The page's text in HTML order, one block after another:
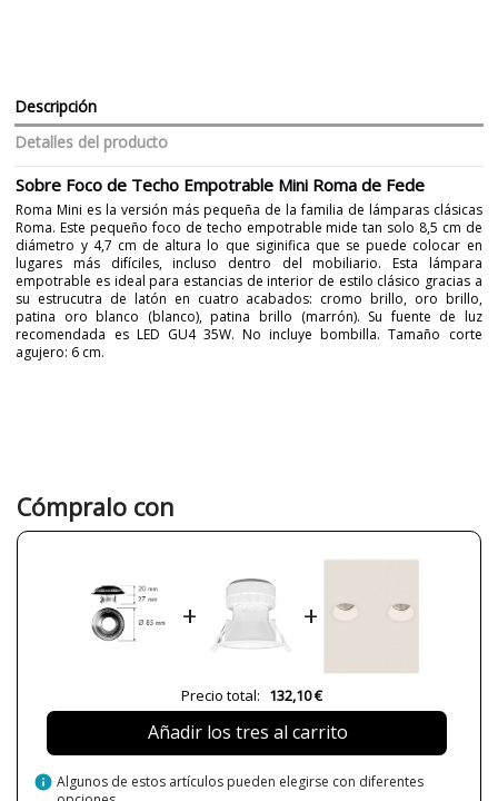
Descripción
Detalles del producto
Sobre Foco de Techo Empotrable Mini Roma de Fede
Roma Mini es la versión más pequeña de la familia de lámparas clásicas
Roma. Este pequeño foco de techo empotrable mide tan solo 8,5 cm de
diámetro y 4,7 cm de altura lo que siginifica que se puede colocar en
lugares más difíciles, incluso dentro del mobiliario. Esta lámpara
empotrable es ideal para estancias de interior de estilo clásico gracias a
su estrucutra de latón en cuatro acabados: cromo brillo, oro brillo,
patina oro blanco (blanco), patina brillo (marrón). Su fuente de luz
recomendada es LED GU4 35W. No incluye bombilla. Tamaño corte
agujero: 6 cm.
Diámetro (cm)
5 cm
Peso Neto (KG)
1
Plazo de Envío
4 semanas
GU4
máx. 35W
Clase
Cómpralo con
+ +
Precio total: 132,10 €
Añadir los tres al carrito
info Algunos de estos artículos pueden elegirse con diferentes